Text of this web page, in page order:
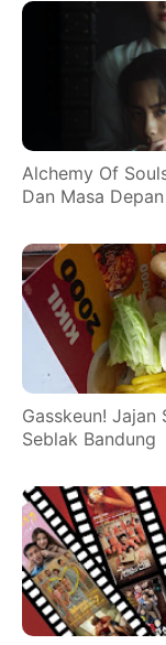
Alchemy Of
Dan Masa Depan
Gasskeun! Jajan
Seblak Bandung